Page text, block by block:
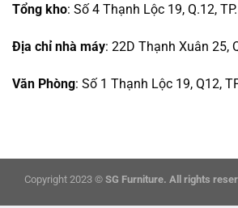
Tổng kho: Số 4 Thạnh Lộc 19, Q.12,
Địa chỉ nhà máy: 22D Thạnh Xuân 25,
Văn Phòng: Số 1 Thạnh Lộc 19, Q12,
Copyright 2023 © SG Furniture. All rights